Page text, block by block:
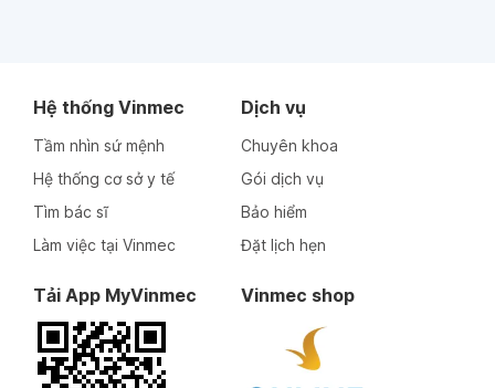
Hệ thống Vinmec
Tầm nhìn sứ mệnh
Hệ thống cơ sở y tế
Tìm bác sĩ
Làm việc tại Vinmec
Dịch vụ
Chuyên khoa
Gói dịch vụ
Bảo hiểm
Đặt lịch hẹn
Tải App MyVinmec Vinmec shop